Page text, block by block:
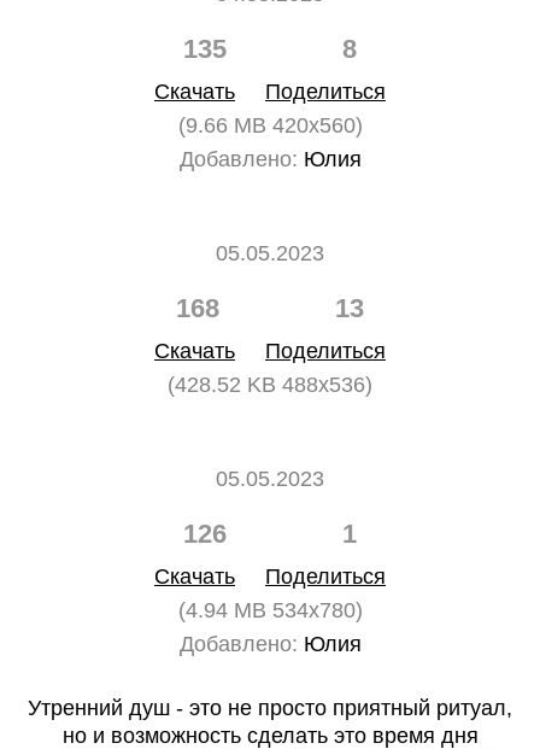
135 8
Скачать
Поделиться
(9.66 MB 420x560)
Добавлено: Юлия
05.05.2023
168 13
Скачать
Поделиться
(428.52 KB 488x536)
05.05.2023
126 1
Скачать
Поделиться
(4.94 MB 534x780)
Добавлено: Юлия
Утренний душ - это не просто приятный ритуал,
но и возможность сделать это время дня